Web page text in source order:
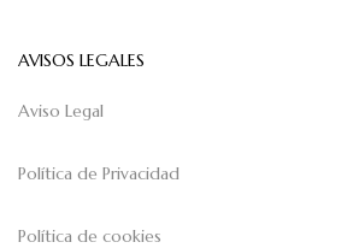
AVISOS LEGALES
Aviso Legal
Política de Privacidad
Política de cookies